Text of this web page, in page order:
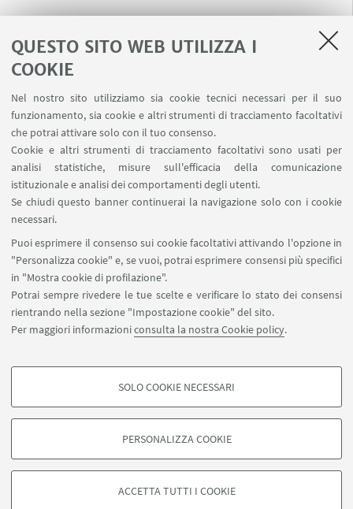
QUESTO SITO WEB UTILIZZA I
COOKIE
Nel nostro sito utilizziamo sia cookie tecnici necessari per il suo
funzionamento, sia cookie e altri strumenti di tracciamento facoltativi
che potrai attivare solo con il tuo consenso.
Cookie e altri strumenti di tracciamento facoltativi sono usati per
analisi statistiche, misure sull'efficacia della comunicazione
istituzionale e analisi dei comportamenti degli utenti.
Se chiudi questo banner continuerai la navigazione solo con i cookie
necessari.
Puoi esprimere il consenso sui cookie facoltativi attivando l'opzione in
"Personalizza cookie" e, se vuoi, potrai esprimere consensi più specifici
in "Mostra cookie di profilazione".
Potrai sempre rivedere le tue scelte e verificare lo stato dei consensi
rientrando nella sezione "Impostazione cookie" del sito.
Per maggiori informazioniconsulta la nostra Cookie policy.
COOKIE DI PROFILAZIONE - FACOLTATIVI
degli utenti, creare profili in base al loro comportamento sul sito, per analisi
di marketing.
SOLO COOKIE NECESSARI
PERSONALIZZA COOKIE
ACCETTA TUTTI I COOKIE
Collaboratori
Eleonora Ferrari
Dott.ssa di Ricerca in Scienze
Giuridiche dell'Università di Bologna
Approfondisci
Silvio Roberto Vinceti
Assegnista di ricerca Dipartimento di
Scienze Politiche e Sociali
dell'Università di Bologna
©Copyright 2026 - ALMA MATER STUDIORUM - Università di
Privacy- Note legali-Impostazioni Cookie